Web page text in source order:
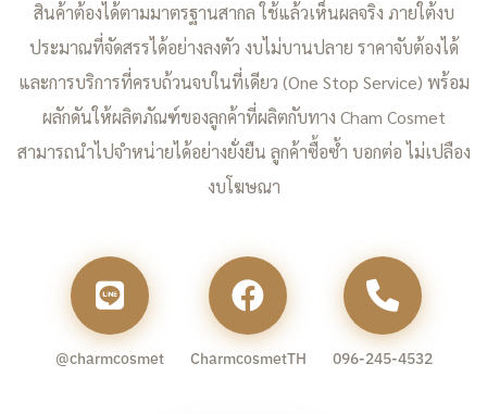
สินค้าต้องได้ตามมาตรฐานสากล ใช้แล้วเห็นผลจริง ภายใต้งบ
ประมาณที่จัดสรรได้อย่างลงตัว งบไม่บานปลาย ราคาจับต้องได้
และการบริการที่ครบถ้วนจบในที่เดียว (One Stop Service) พร้อม
ผลักดันให้ผลิตภัณฑ์ของลูกค้าที่ผลิตกับทาง Cham Cosmet
สามารถนำไปจำหน่ายได้อย่างยั่งยืน ลูกค้าซื้อซ้ำ บอกต่อ ไม่เปลือง
งบโฆษณา
@charmcosmet CharmcosmetTH 096-245-4532